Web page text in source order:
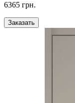
6365 грн.
Заказать